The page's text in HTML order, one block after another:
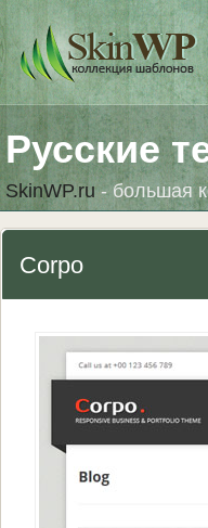
Русские
SkinWP.ru- большая
Corpo